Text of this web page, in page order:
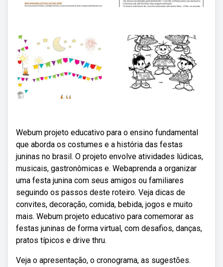
Webum projeto educativo para o ensino fundamental
que aborda os costumes e a história das festas
juninas no brasil. O projeto envolve atividades lúdicas,
musicais, gastronômicas e. Webaprenda a organizar
uma festa junina com seus amigos ou familiares
seguindo os passos deste roteiro. Veja dicas de
convites, decoração, comida, bebida, jogos e muito
mais. Webum projeto educativo para comemorar as
festas juninas de forma virtual, com desafios, danças,
pratos típicos e drive thru.
Veja o apresentação, o cronograma, as sugestões.